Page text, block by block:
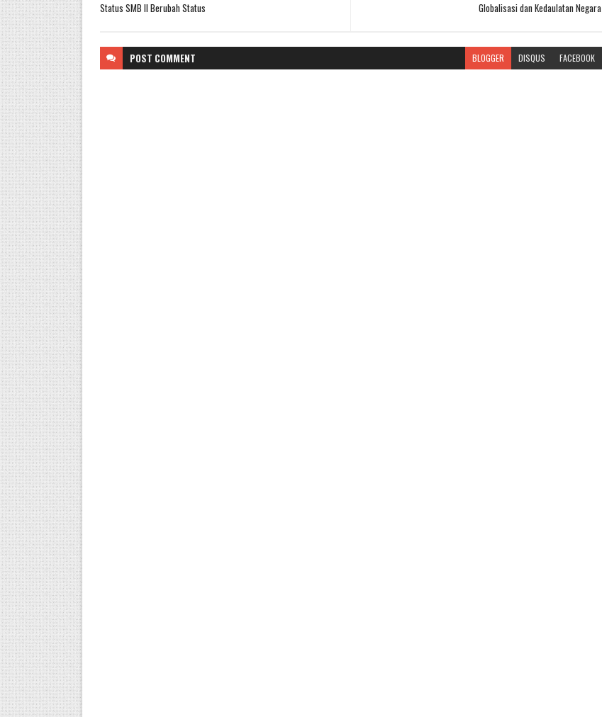
Globalisasi dan Kedaulatan Negara
Status SMB II Berubah Status
POST COMMENT BLOGGER DISQUS FACEBOOK